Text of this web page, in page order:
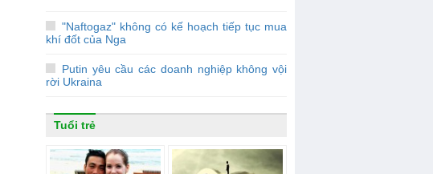
"Naftogaz" không có kế hoạch tiếp tục mua
khí đốt của Nga
Putin yêu cầu các doanh nghiệp không vội
rời Ukraina
Tuổi trẻ